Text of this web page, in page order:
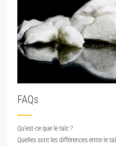
FAQs
Qu’est-ce que le talc ?
Quelles sont les différences entre le